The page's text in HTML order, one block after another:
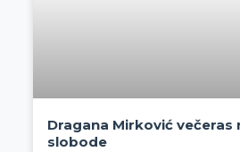
Dragana Mirković večeras
slobode